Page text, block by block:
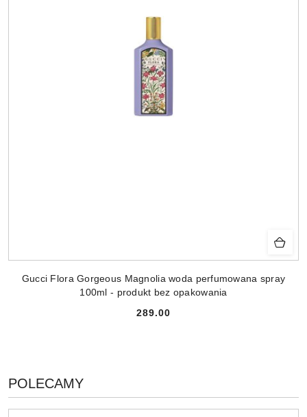
Gucci Flora Gorgeous Magnolia woda perfumowana spray
100ml - produkt bez opakowania
Cena:
289.00
Pomiń karuzelę produktów
PRODUKTY
O
POLECAMY